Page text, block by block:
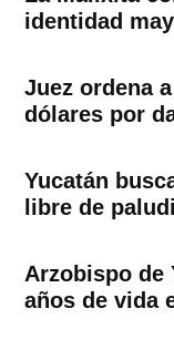
identidad
Juez ordena
dólares por
Yucatán
libre de
Arzobispo de
años de vida